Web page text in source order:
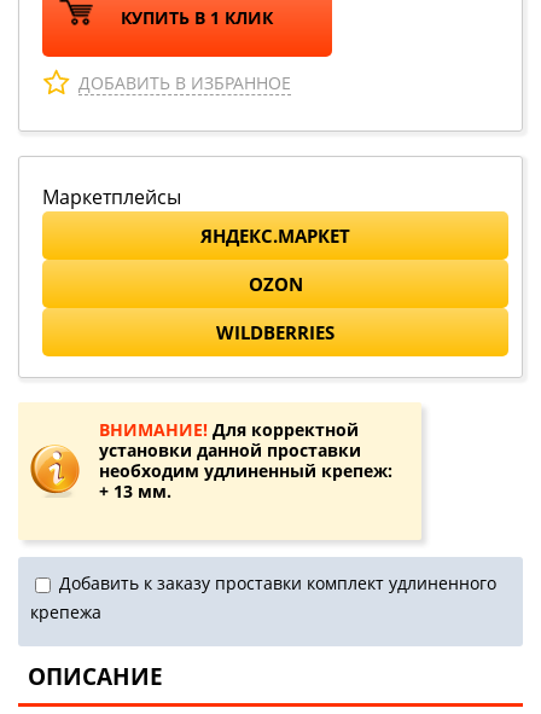
КУПИТЬ В 1 КЛИК
ДОБАВИТЬ В ИЗБРАННОЕ
Маркетплейсы
ЯНДЕКС.МАРКЕТ
OZON
WILDBERRIES
ВНИМАНИЕ! Для корректной
установки данной проставки
необходим удлиненный крепеж:
+ 13 мм.
Добавить к заказу проставки комплект удлиненного
крепежа
ОПИСАНИЕ